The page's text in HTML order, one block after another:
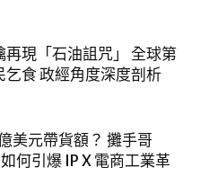
再現「石油詛咒」 全球第
乞食 政經角度深度剖析
美元帶貨額？ 攤手哥
何引爆 IP X 電商工業革